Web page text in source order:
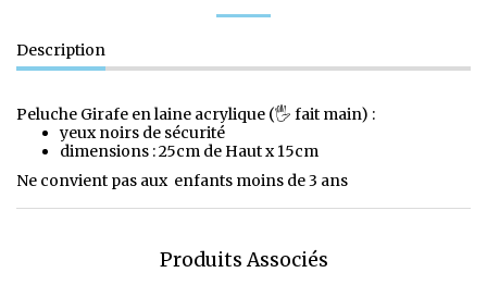
Description
Peluche Girafe en laine acrylique (🖐️ fait main) :
yeux noirs de sécurité
dimensions : 25cm de Haut x 15cm
Ne convient pas aux enfants moins de 3 ans
Produits Associés